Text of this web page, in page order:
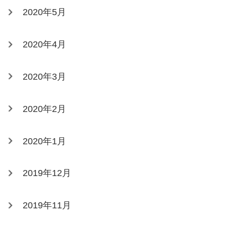
2020年5月
2020年4月
2020年3月
2020年2月
2020年1月
2019年12月
2019年11月